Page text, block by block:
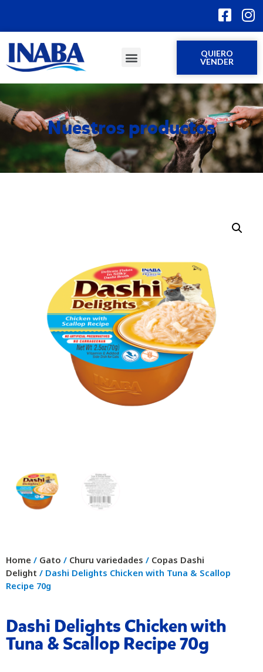
QUIERO
VENDER
Nuestros productos
Home / Gato / Churu variedades / Copas Dashi
Delight / Dashi Delights Chicken with Tuna & Scallop
Recipe 70g
Dashi Delights Chicken with
Tuna & Scallop Recipe 70g